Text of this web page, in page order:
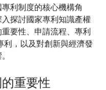
利制度的核心機構角
探討國家專利知識產權
要性、申請流程、專利
利，以及對創新與經濟發
重要性